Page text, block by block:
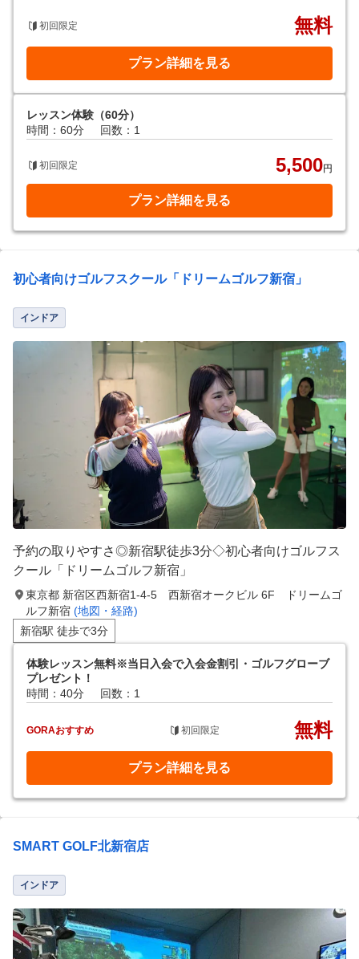
初回限定 無料
プラン詳細を見る
レッスン体験（60分）
時間：60分
回数：1
初回限定 5,500円
プラン詳細を見る
初心者向けゴルフスクール「ドリームゴルフ新宿」
インドア
予約の取りやすさ◎新宿駅徒歩3分◇初心者向けゴルフス
クール「ドリームゴルフ新宿」
東京都 新宿区西新宿1-4-5 西新宿オークビル 6F ドリームゴ
ルフ新宿 (地図・経路)
新宿駅 徒歩で3分
体験レッスン無料※当日入会で入会金割引・ゴルフグローブ
プレゼント！
時間：40分
回数：1
GORAおすすめ 初回限定 無料
プラン詳細を見る
SMART GOLF北新宿店
インドア